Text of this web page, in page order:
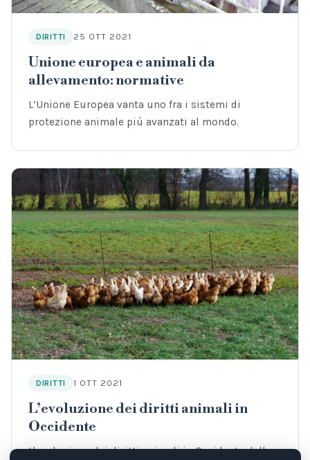
DIRITTI 25 OTT 2021
Unione europea e animali da
allevamento: normative
L’Unione Europea vanta uno fra i sistemi di
protezione animale più avanzati al mondo.
DIRITTI 1 OTT 2021
L’evoluzione dei diritti animali in
Occidente
L'evoluzione dei diritti animali in Occidente dalle